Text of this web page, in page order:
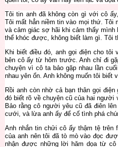
Tôi tin anh đã không còn gì với cô
Tôi mất hẳn niềm tin vào mọi thứ. Tôi
và cảm giác sợ hãi khi cảm thấy
thể khóc được, không biết làm gì. Tôi
Khi biết điều đó, anh gọi điện cho tôi
bên cô ấy từ hôm trước. Anh chỉ đi
chuyện vì cô ta bảo gặp nhau lần
nhau yên ổn. Anh không muốn tôi biết
Rồi anh còn nhờ cả bạn thân gọi
đó biết rõ về chuyện cũ của hai người
Bảo rằng cô người yêu cũ đã điên
cưới, và lừa anh ấy để cố tình phá
Anh nhắn tin chửi cô ấy thậm tệ trên
của anh nên tôi đã tò mò vào đọc
nhận được những lời hăm dọa từ